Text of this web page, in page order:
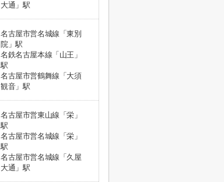
大通」駅
名古屋市営名城線「東別
院」駅
名鉄名古屋本線「山王」
駅
名古屋市営鶴舞線「大須
観音」駅
名古屋市営東山線「栄」
駅
名古屋市営名城線「栄」
駅
名古屋市営名城線「久屋
大通」駅